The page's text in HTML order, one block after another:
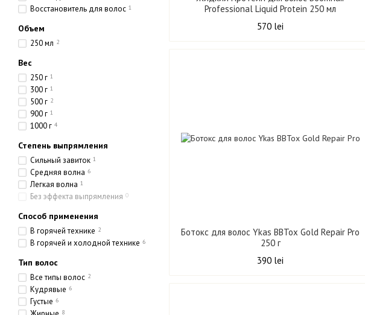
Professional Liquid Protein 250 мл
570 lei
Ботокс для волос Ykas BBTox Gold Repair Pro
250 г
390 lei
Восстановитель для волос 1
Объем
250 мл 2
Вес
250 г 1
300 г 1
500 г 2
900 г 1
1000 г 4
Степень выпрямления
Сильный завиток 1
Средняя волна 6
Легкая волна 1
Без эффекта выпрямления 0
Способ применения
В горячей технике 2
В горячей и холодной технике 6
Тип волос
Все типы волос 2
Кудрявые 6
Густые 6
8